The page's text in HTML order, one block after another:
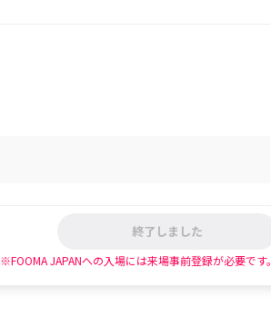
終了しました
※FOOMA JAPANへの入場には来場事前登録が必要です。